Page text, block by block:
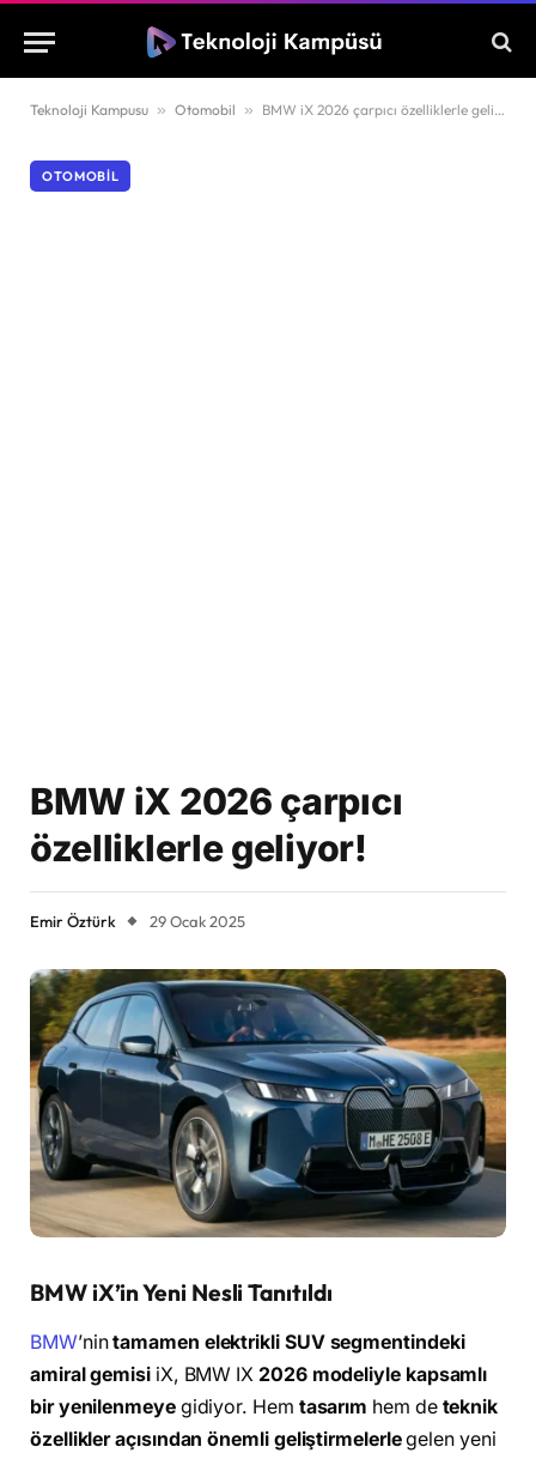
Teknoloji Kampusu » Otomobil » BMW iX 2026 çarpıcı özelliklerle geliyor!
OTOMOBIL
BMW iX 2026 çarpıcı
özelliklerle geliyor!
Emir Öztürk 29 Ocak 2025
BMW iX’in Yeni Nesli Tanıtıldı
BMW’nintamamen elektrikli SUV segmentindeki
amiral gemisiiX, BMW IX 2026 modeliyle kapsamlı
bir yenilenmeyegidiyor. Hem tasarım hem de teknik
özellikler açısından önemli geliştirmelerlegelen yeni